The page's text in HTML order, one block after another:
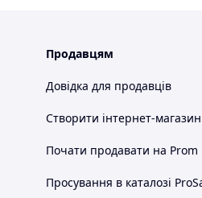
Продавцям
Довідка для продавців
Створити інтернет-магазин
Почати продавати на Prom
Просування в каталозі